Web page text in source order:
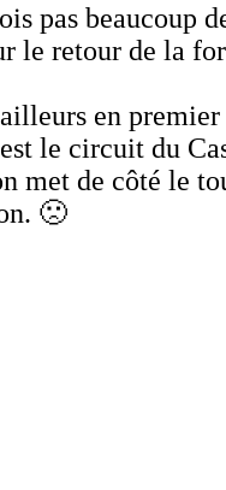
pas beaucoup
le retour de la
en
le circuit du
met de côté le
🙁